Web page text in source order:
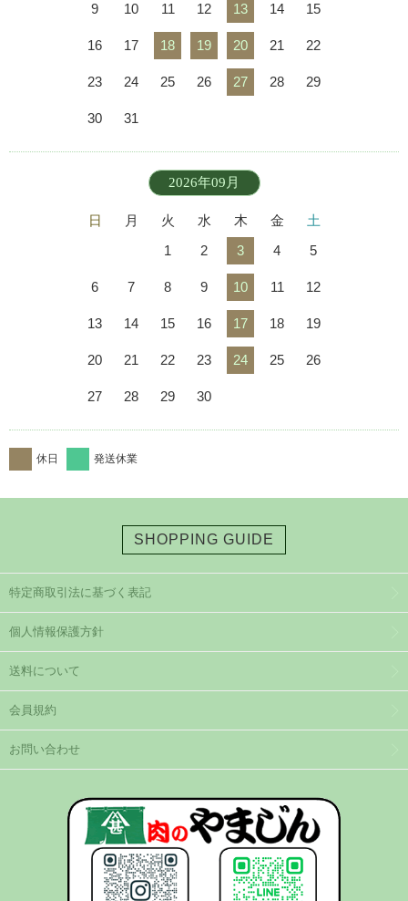
9 10 11 12 13 14 15
16 17 18 19 20 21 22
23 24 25 26 27 28 29
30 31
2026年09月
日 月 火 水 木 金
土
1
2 3 4 5
6 7 8 9 10 11 12
13 14 15 16 17 18 19
20 21 22 23 24 25 26
27 28 29 30
休日 発送休業
SHOPPING GUIDE
特定商取引法に基づく表記
個人情報保護方針
送料について
会員規約
お問い合わせ